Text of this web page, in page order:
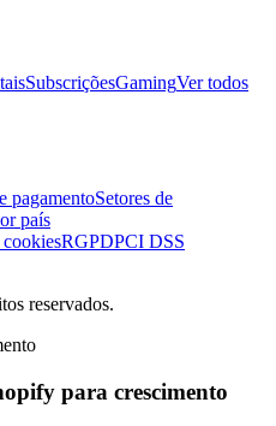
SubscriçõesGamingVer todos
pagamentoSetores de
país
RGPDPCI DSS
reservados.
para crescimento